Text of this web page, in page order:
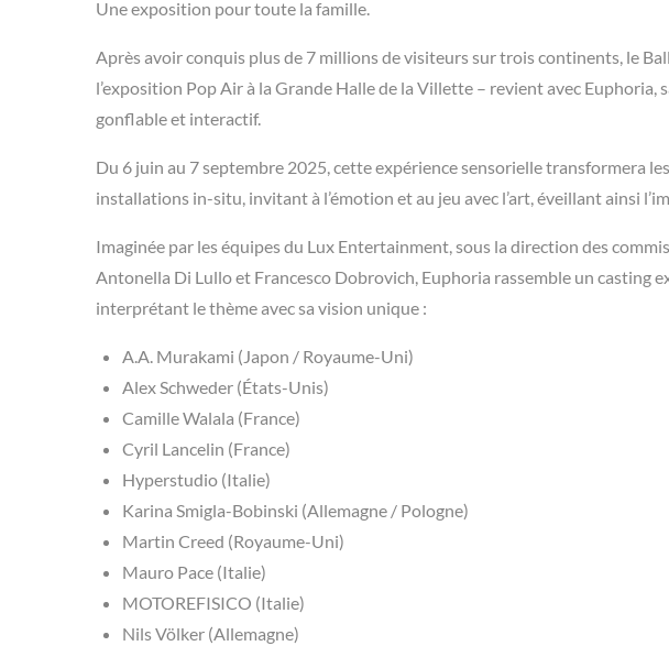
Une exposition pour toute la famille.
Après avoir conquis plus de 7 millions de visiteurs sur trois continents, le
l’exposition Pop Air à la Grande Halle de la Villette – revient avec
gonflable et interactif.
Du 6 juin au 7 septembre 2025, cette expérience sensorielle transformera
installations in-situ, invitant à l’émotion et au jeu avec l’art, éveillant ainsi
Imaginée par les équipes du Lux Entertainment, sous la direction des
Antonella Di Lullo et Francesco Dobrovich, Euphoria rassemble un casting
interprétant le thème avec sa vision unique :
A.A. Murakami (Japon / Royaume-Uni)
Alex Schweder (États-Unis)
Camille Walala (France)
Cyril Lancelin (France)
Hyperstudio (Italie)
Karina Smigla-Bobinski (Allemagne / Pologne)
Martin Creed (Royaume-Uni)
Mauro Pace (Italie)
MOTOREFISICO (Italie)
Nils Völker (Allemagne)